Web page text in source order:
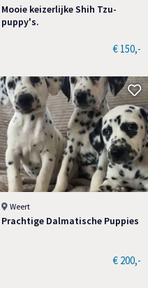
Mooie keizerlijke Shih Tzu-
puppy's.
€ 150,-
Weert
Prachtige Dalmatische Puppies
€ 200,-